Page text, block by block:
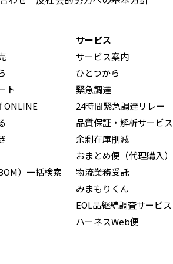
ト
ONLINE
）一括検索
サービス
サービス案内
ひとつから
緊急調達
24時間緊急調達リレー
品質保証・解析サービス
余剰在庫削減
おまとめ便（代理購入）
物流業務受託
みまもりくん
EOL品継続調査サービス
ハーネスWeb便